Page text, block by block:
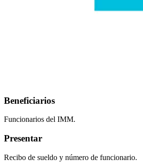
Beneficiarios
Funcionarios del IMM.
Presentar
Recibo de sueldo y número de funcionario.